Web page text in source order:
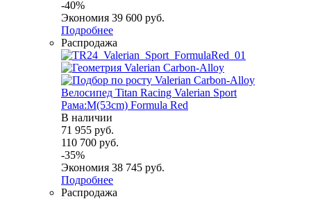
-40%
Экономия 39 600 руб.
Подробнее
Распродажа
Велосипед Titan Racing Valerian Sport
Рама:M(53cm) Formula Red
В наличии
71 955 руб.
110 700 руб.
-35%
Экономия 38 745 руб.
Подробнее
Распродажа